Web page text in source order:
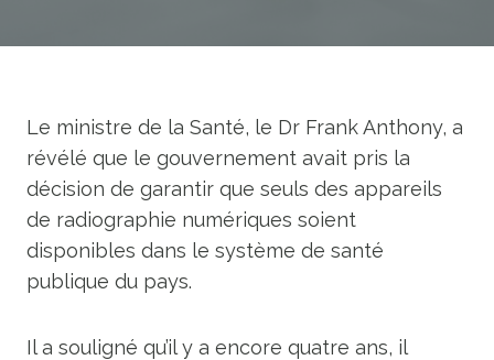
Le ministre de la Santé, le Dr Frank Anthony, a
révélé que le gouvernement avait pris la
décision de garantir que seuls des appareils
de radiographie numériques soient
disponibles dans le système de santé
publique du pays.
Il a souligné qu’il y a encore quatre ans, il